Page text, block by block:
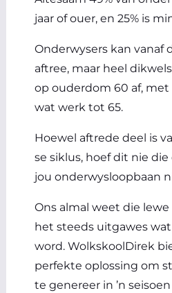
jaar of ouer, en 25% is
Onderwysers kan vanaf
aftree, maar heel
op ouderdom 60 af,
wat werk tot 65.
Hoewel aftrede deel is
se siklus, hoef dit nie
jou onderwysloopbaan
Ons almal weet die lewe
het steeds uitgawes
word. WolkskoolDirek
perfekte oplossing om
te genereer in ’n